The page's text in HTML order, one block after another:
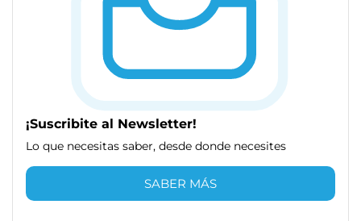
¡Suscribite al Newsletter!
Lo que necesitas saber, desde donde necesites
SABER MÁS